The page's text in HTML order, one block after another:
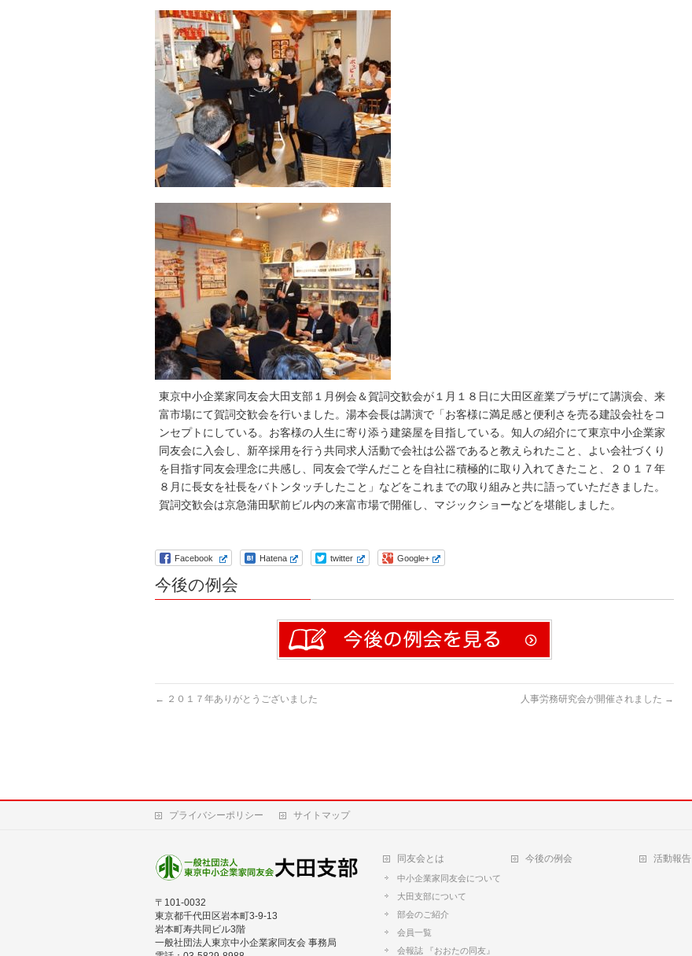
東京中小企業家同友会大田支部１月例会＆賀詞交歓会が１月１８日に大田区産業プラザにて講演会、来
富市場にて賀詞交歓会を行いました。湯本会長は講演で「お客様に満足感と便利さを売る建設会社をコ
ンセプトにしている。お客様の人生に寄り添う建築屋を目指している。知人の紹介にて東京中小企業家
同友会に入会し、新卒採用を行う共同求人活動で会社は公器であると教えられたこと、よい会社づくり
を目指す同友会理念に共感し、同友会で学んだことを自社に積極的に取り入れてきたこと、２０１７年
８月に長女を社長をバトンタッチしたこと」などをこれまでの取り組みと共に語っていただきました。
賀詞交歓会は京急蒲田駅前ビル内の来富市場で開催し、マジックショーなどを堪能しました。
Facebook Hatena twitter Google+
今後の例会
← ２０１７年ありがとうございました 人事労務研究会が開催されました →
プライバシーポリシー サイトマップ
〒101-0032
東京都千代田区岩本町3-9-13
岩本町寿共同ビル3階
一般社団法人東京中小企業家同友会 事務局
同友会とは
中小企業家同友会について
大田支部について
部会のご紹介
会員一覧
会報誌 『おおたの同友』
今後の例会 活動報告